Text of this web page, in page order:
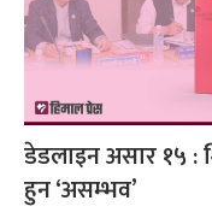
डेडलाइन असार १५ :
हुन ‘असम्भव’